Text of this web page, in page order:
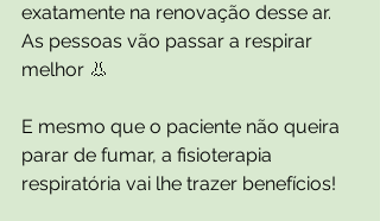
exatamente na renovação desse ar.
As pessoas vão passar a respirar
melhor 👃
E mesmo que o paciente não queira
parar de fumar, a fisioterapia
respiratória vai lhe trazer benefícios!